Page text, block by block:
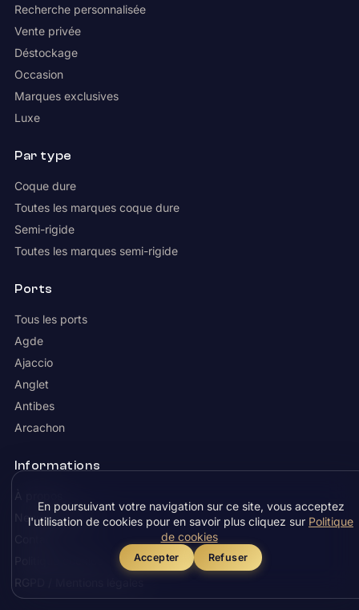
En poursuivant votre navigation sur ce site, vous acceptez
l'utilisation de cookies pour en savoir plus cliquez sur Politique
de cookies
Accepter Refuser
Recherche personnalisée
Vente privée
Déstockage
Occasion
Marques exclusives
Luxe
Par type
Coque dure
Toutes les marques coque dure
Semi-rigide
Toutes les marques semi-rigide
Ports
Tous les ports
Agde
Ajaccio
Anglet
Antibes
Arcachon
Informations
News Nautisme
RGPD / Mentions légales